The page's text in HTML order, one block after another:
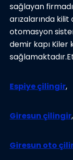
sağlayan
arızalarında
otomasyon
demir kapı Kiler
Espiye çilingir,
Giresun çilingir,
Giresun oto